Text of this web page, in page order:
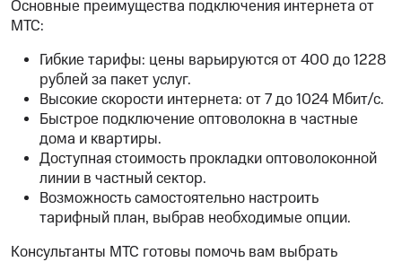
Основные преимущества подключения интернета от
МТС:
Гибкие тарифы: цены варьируются от 400 до 1228
рублей за пакет услуг.
Высокие скорости интернета: от 7 до 1024 Мбит/с.
Быстрое подключение оптоволокна в частные
дома и квартиры.
Доступная стоимость прокладки оптоволоконной
линии в частный сектор.
Возможность самостоятельно настроить
тарифный план, выбрав необходимые опции.
Консультанты МТС готовы помочь вам выбрать